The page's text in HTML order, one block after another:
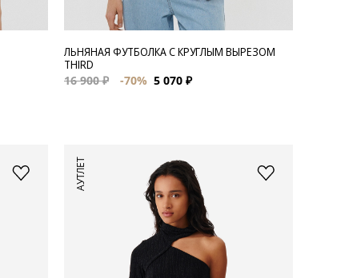
ЛЬНЯНАЯ ФУТБОЛКА С КРУГЛЫМ ВЫРЕЗОМ
THIRD
16 900 ₽
-70% 5 070 ₽
АУТЛЕТ